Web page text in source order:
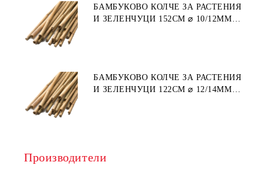
БАМБУКОВО КОЛЧЕ ЗА РАСТЕНИЯ
И ЗЕЛЕНЧУЦИ 152СМ ⌀ 10/12ММ
БАМБУКОВО КОЛЧЕ ЗА РАСТЕНИЯ
И ЗЕЛЕНЧУЦИ 122СМ ⌀ 12/14ММ
Производители